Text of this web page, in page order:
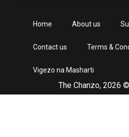
The Chanzo, 2026
Home About us
Contact us Terms &
Vigezo na Masharti